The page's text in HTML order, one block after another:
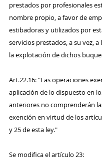
prestados por profesionales
nombre propio, a favor de
estibadoras y utilizados por
servicios prestados, a su vez,
la explotación de dichos
Art.22.16: "Las operaciones
aplicación de lo dispuesto en
anteriores no comprenderán
exención en virtud de los
y 25 de esta ley."
Se modifica el artículo 23: